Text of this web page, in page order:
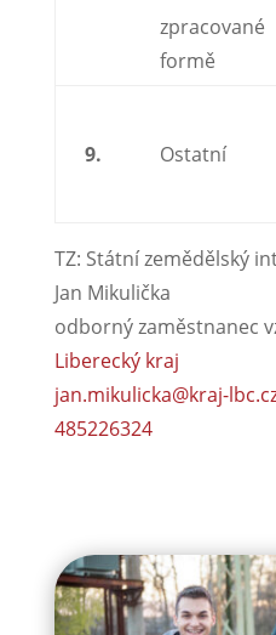
zpracované
formě
9. Ostatní
TZ: Státní zemědělský
Jan Mikulička
odborný zaměstnanec
Liberecký kraj
jan.mikulicka@kraj-
485226324